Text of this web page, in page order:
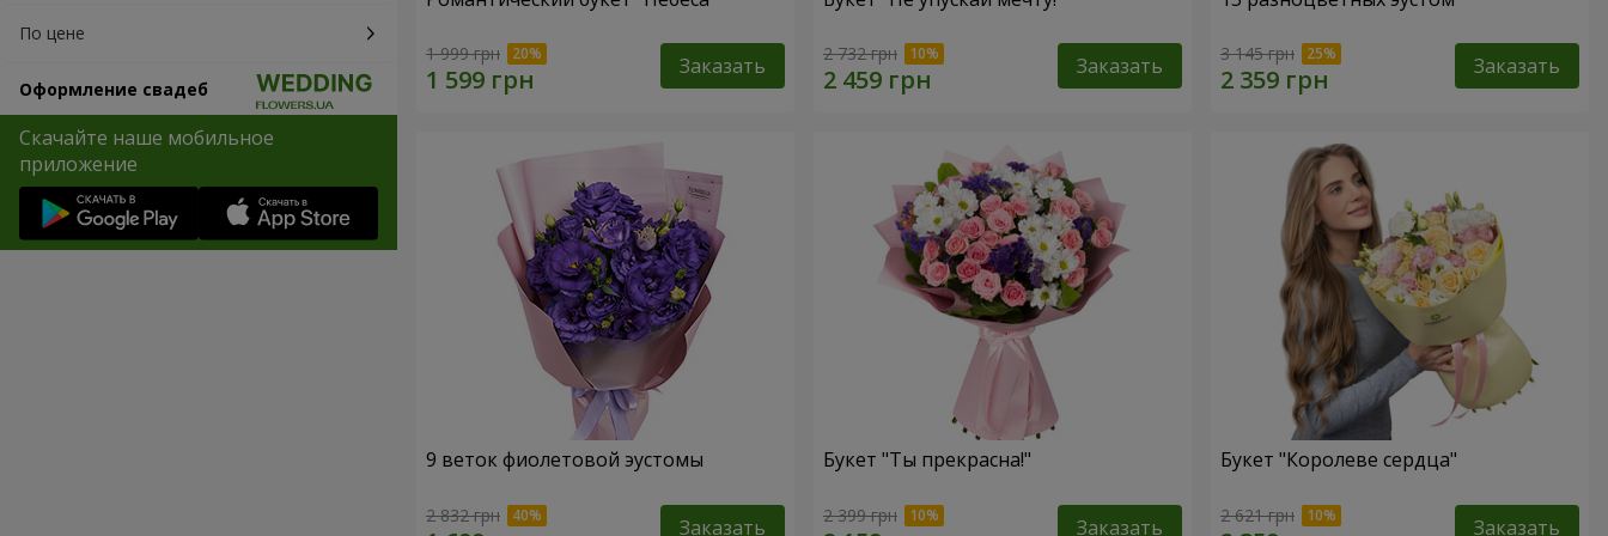
По цене
Оформление свадеб
Скачайте наше мобильное
приложение
1 999 грн Заказать 2 732 грн Заказать 3 145 грн Заказать
9 веток фиолетовой эустомы
2 832 грн Заказать
Букет "Ты прекрасна!"
2 399 грн Заказать
Букет "Королеве сердца"
2 621 грн Заказать